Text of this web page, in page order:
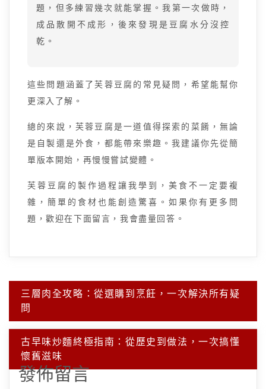
題，但多練習幾次就能掌握。我第一次做時，
成品散開不成形，後來發現是豆腐水分沒控
乾。
這些問題涵蓋了芙蓉豆腐的常見疑問，希望能幫你
更深入了解。
總的來說，芙蓉豆腐是一道值得探索的菜餚，無論
是自製還是外食，都能帶來樂趣。我建議你先從簡
單版本開始，再慢慢嘗試變體。
芙蓉豆腐的製作過程讓我學到，美食不一定要複
雜，簡單的食材也能創造驚喜。如果你有更多問
題，歡迎在下面留言，我會盡量回答。
文
章
導
覽
三層肉全攻略：從選購到烹飪，一次解決所有疑
問
古早味炒麵終極指南：從歷史到做法，一次搞懂
懷舊滋味
發佈留言